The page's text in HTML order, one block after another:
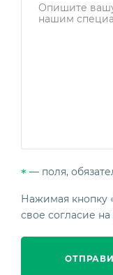
* — поля,
Нажимая кнопку
свое согласие на